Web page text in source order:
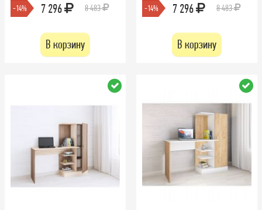
-14% 7 296 8 483
В корзину
-14% 7 296 8 483
В корзину